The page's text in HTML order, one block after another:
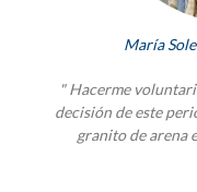
María
" Hacerme
decisión de este
granito de arena